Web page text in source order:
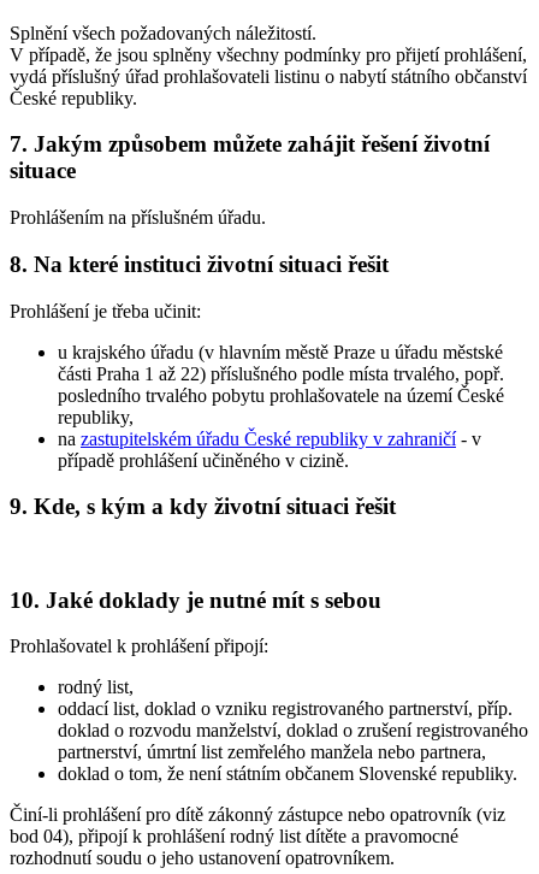
Splnění všech požadovaných náležitostí.
V případě, že jsou splněny všechny podmínky pro přijetí prohlášení,
vydá příslušný úřad prohlašovateli listinu o nabytí státního občanství
České republiky.
7. Jakým způsobem můžete zahájit řešení životní
situace
Prohlášením na příslušném úřadu.
8. Na které instituci životní situaci řešit
Prohlášení je třeba učinit:
u krajského úřadu (v hlavním městě Praze u úřadu městské
části Praha 1 až 22) příslušného podle místa trvalého, popř.
posledního trvalého pobytu prohlašovatele na území České
republiky,
na zastupitelském úřadu České republiky v zahraničí- v
případě prohlášení učiněného v cizině.
9. Kde, s kým a kdy životní situaci řešit
10. Jaké doklady je nutné mít s sebou
Prohlašovatel k prohlášení připojí:
rodný list,
oddací list, doklad o vzniku registrovaného partnerství, příp.
doklad o rozvodu manželství, doklad o zrušení registrovaného
partnerství, úmrtní list zemřelého manžela nebo partnera,
doklad o tom, že není státním občanem Slovenské republiky.
Činí-li prohlášení pro dítě zákonný zástupce nebo opatrovník (viz
bod 04), připojí k prohlášení rodný list dítěte a pravomocné
rozhodnutí soudu o jeho ustanovení opatrovníkem.